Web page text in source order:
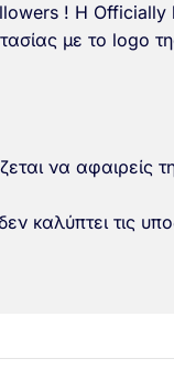
! Η Officially
με το logo
να αφαιρείς
καλύπτει τις